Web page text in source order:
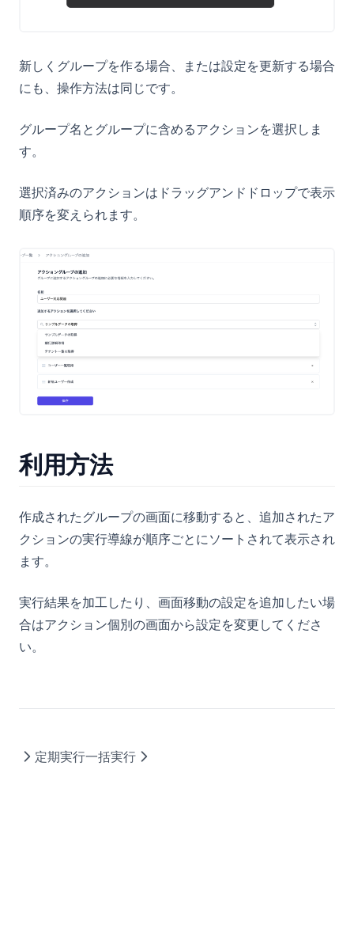
新しくグループを作る場合、または設定を更新する場合
にも、操作方法は同じです。
グループ名とグループに含めるアクションを選択しま
す。
選択済みのアクションはドラッグアンドドロップで表示
順序を変えられます。
利用方法
作成されたグループの画面に移動すると、追加されたア
クションの実行導線が順序ごとにソートされて表示され
ます。
実行結果を加工したり、画面移動の設定を追加したい場
合はアクション個別の画面から設定を変更してくださ
い。
定期実行一括実行